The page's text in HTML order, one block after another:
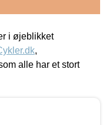
i øjeblikket
,
alle har et stort